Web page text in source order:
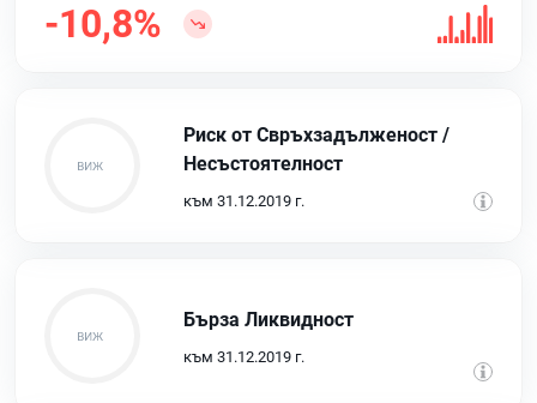
-10,8%
Риск от Свръхзадълженост /
Несъстоятелност
към 31.12.2019 г.
Бърза Ликвидност
към 31.12.2019 г.